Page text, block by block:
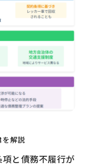
を解説
と債務不履行が